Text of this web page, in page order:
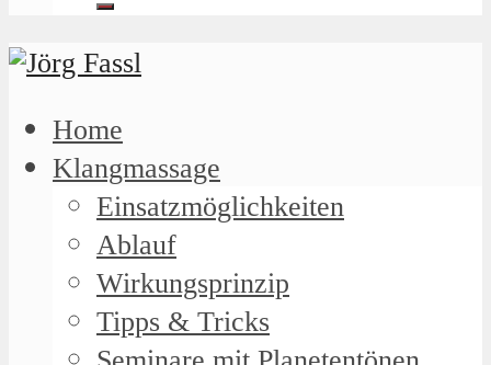
Home
Klangmassage
Einsatzmöglichkeiten
Ablauf
Wirkungsprinzip
Tipps & Tricks